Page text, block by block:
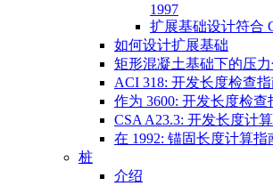
1997
扩展基础设计符合
如何设计扩展基础
矩形混凝土基础下的压
ACI 318: 开发长度检查
作为 3600: 开发长度检查
CSA A23.3: 开发长度计
在 1992: 锚固长度计算指
桩
介绍